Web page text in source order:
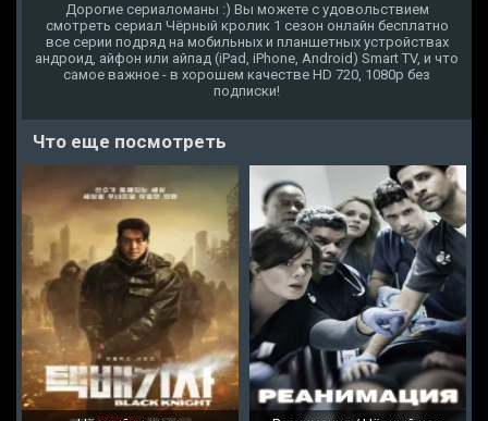
Дорогие сериаломаны :) Вы можете с удовольствием
смотреть сериал Чёрный кролик 1 сезон онлайн бесплатно
все серии подряд на мобильных и планшетных устройствах
андроид, айфон или айпад (iPad, iPhone, Android) Smart TV, и что
самое важное - в хорошем качестве HD 720, 1080p без
подписки!
Что еще посмотреть